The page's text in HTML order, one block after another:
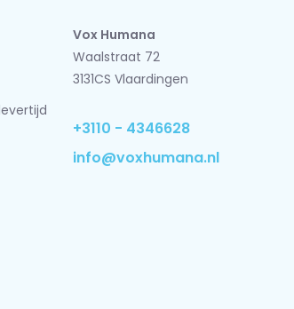
Vox Humana
Waalstraat 72
3131CS Vlaardingen
+3110 - 4346628
info@voxhumana.nl